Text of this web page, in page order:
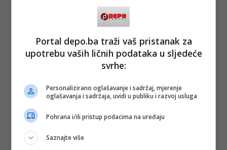
cijeloj BiH očekuje nestabilno vrijeme uz jaču kišu i pljuskove
zapadu, s od sredine dana i tokom popodneva kiša i
pljuskovi sa grmljavinom će se širiti ka jugu i istoku.
Također se očekuju i lokalne nepogode uz jače pljuskove,
(DEPO PORTAL/ad)
PODIJELI NA
Depo.ba pratite putem društvenih mreža
Portal depo.ba traži vaš pristanak za
upotrebu vaših ličnih podataka u sljedeće
svrhe:
Personalizirano oglašavanje i sadržaj, mjerenje
oglašavanja i sadržaja, uvidi u publiku i razvoj usluga
Pohrana i/ili pristup podacima na uređaju
Saznajte više